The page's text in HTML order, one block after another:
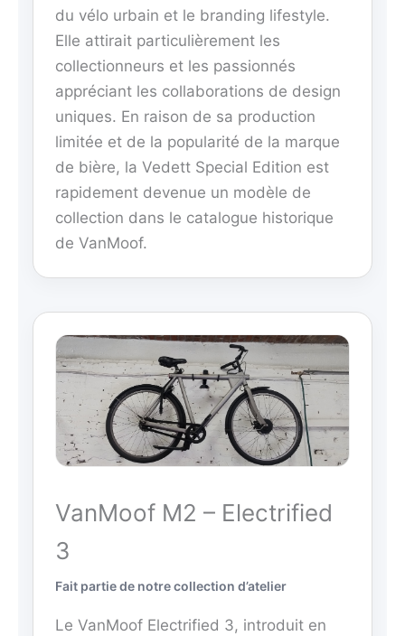
du vélo urbain et le branding lifestyle.
Elle attirait particulièrement les
collectionneurs et les passionnés
appréciant les collaborations de design
uniques. En raison de sa production
limitée et de la popularité de la marque
de bière, la Vedett Special Edition est
rapidement devenue un modèle de
collection dans le catalogue historique
de VanMoof.
VanMoof M2 – Electrified
3
Fait partie de notre collection d’atelier
Le VanMoof Electrified 3, introduit en